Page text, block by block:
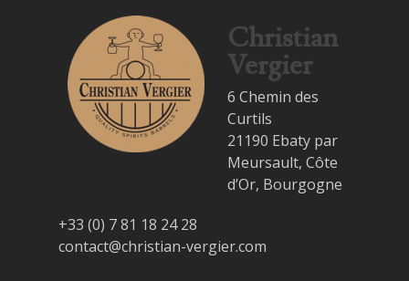
Christian
Vergier
6 Chemin des
Curtils
21190 Ebaty par
Meursault, Côte
d’Or, Bourgogne
+33 (0) 7 81 18 24 28
contact@christian-vergier.com
Ses réussites
Création d’une
Notre Service
Notre Gamme
Actualités
Nous contacter
Fr